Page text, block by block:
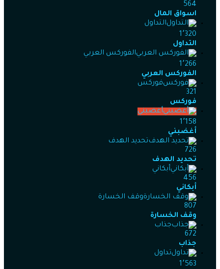
564
اسواق المال
التداول
1٬320
التداول
الفوركس العربي
1٬266
الفوركس العربي
فوركس
321
فوركس
أغضبني
1٬158
أغضبني
تحديد الهدف
726
تحديد الهدف
أبكاني
456
أبكاني
وقف الخسارة
807
وقف الخسارة
جذاب
672
جذاب
تداول
1٬563